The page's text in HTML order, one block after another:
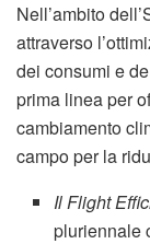
Nell’ambito
attraverso
dei consumi e
prima linea per
cambiamento
campo per la
Il Flight
pluriennale